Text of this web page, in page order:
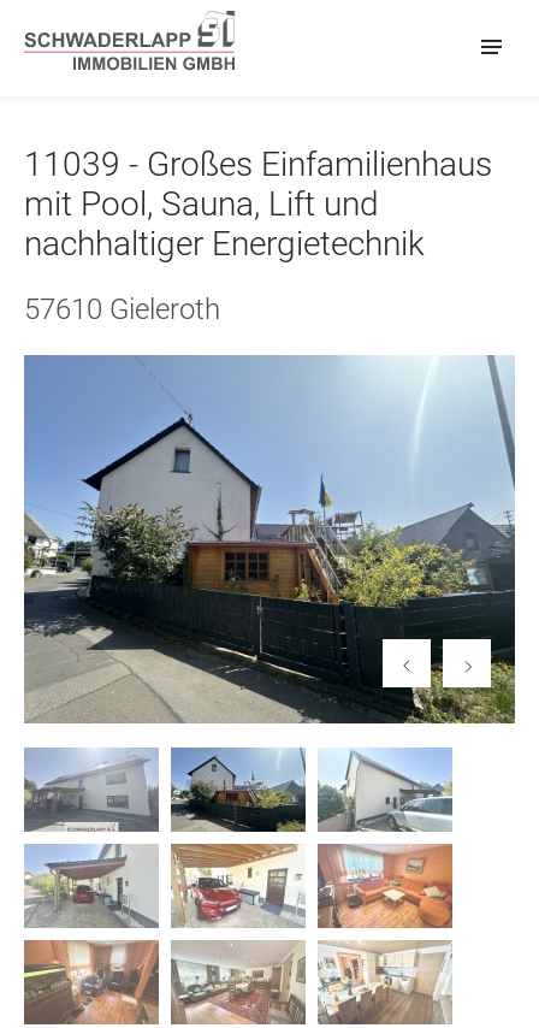
11039 - Großes Einfamilienhaus
mit Pool, Sauna, Lift und
nachhaltiger Energietechnik
57610 Gieleroth